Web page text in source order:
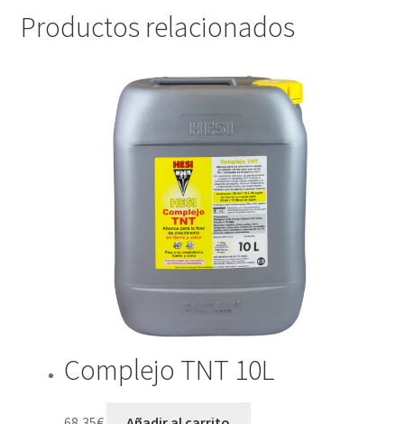
Productos relacionados
Complejo TNT 10L